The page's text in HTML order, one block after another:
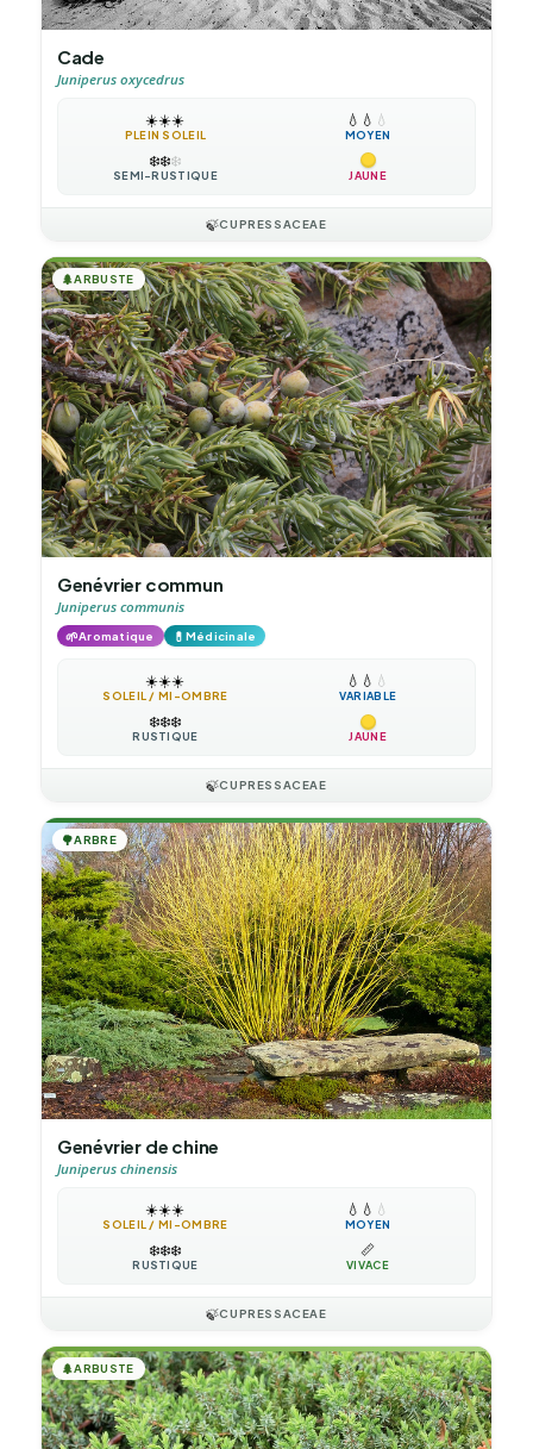
Cade
Juniperus oxycedrus
☀️☀️☀️
PLEIN SOLEIL
💧 💧 💧
MOYEN
❄️❄️❄️
SEMI-RUSTIQUE JAUNE
🍃CUPRESSACEAE
🌲ARBUSTE
Genévrier commun
Juniperus communis
🌱Aromatique 💊 Médicinale
☀️☀️☀️
SOLEIL / MI-OMBRE
💧 💧 💧
VARIABLE
❄️❄️❄️
RUSTIQUE JAUNE
🍃CUPRESSACEAE
🌳ARBRE
Genévrier de chine
Juniperus chinensis
☀️☀️☀️
SOLEIL / MI-OMBRE
💧 💧 💧
MOYEN
❄️❄️❄️
RUSTIQUE
📏
VIVACE
🍃CUPRESSACEAE
🌲ARBUSTE